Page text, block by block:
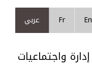
En
Fr عربي
إدارة واجتماعيات